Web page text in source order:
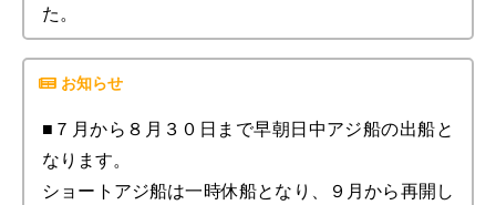
た。
■７月から８月３０日まで早朝日中アジ船の出船と
なります。
ショートアジ船は一時休船となり、９月から再開し